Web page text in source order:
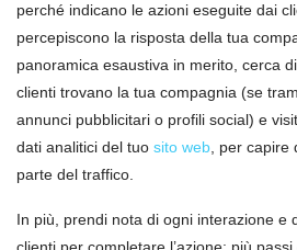
perché indicano le azioni eseguite dai
percepiscono la risposta della tua
panoramica esaustiva in merito, cerca
clienti trovano la tua compagnia (se
annunci pubblicitari o profili social) e
dati analitici del tuo sito web , per
parte del traffico.
In più, prendi nota di ogni interazione e